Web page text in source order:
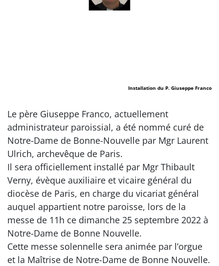
Installation du P. Giuseppe Franco
Le père Giuseppe Franco, actuellement
administrateur paroissial, a été nommé curé de
Notre-Dame de Bonne-Nouvelle par Mgr Laurent
Ulrich, archevêque de Paris.
Il sera officiellement installé par Mgr Thibault
Verny, évèque auxiliaire et vicaire général du
diocèse de Paris, en charge du vicariat général
auquel appartient notre paroisse, lors de la
messe de 11h ce dimanche 25 septembre 2022 à
Notre-Dame de Bonne Nouvelle.
Cette messe solennelle sera animée par l’orgue
et la Maîtrise de Notre-Dame de Bonne Nouvelle.